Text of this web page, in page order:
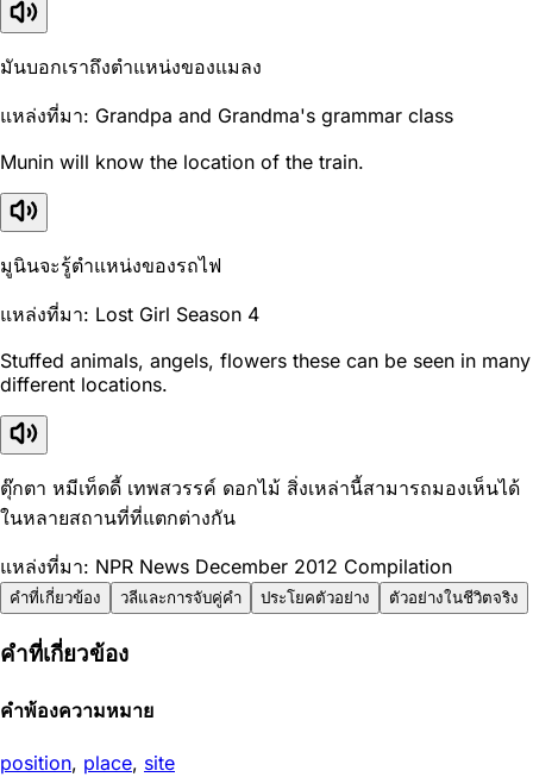
มันบอกเราถึงตำแหน่งของแมลง
แหล่งที่มา: Grandpa and Grandma's grammar class
Munin will know the location of the train.
มูนินจะรู้ตำแหน่งของรถไฟ
แหล่งที่มา: Lost Girl Season 4
Stuffed animals, angels, flowers these can be seen in many
different locations.
ตุ๊กตา หมีเท็ดดี้ เทพสวรรค์ ดอกไม้ สิ่งเหล่านี้สามารถมองเห็นได้
ในหลายสถานที่ที่แตกต่างกัน
แหล่งที่มา: NPR News December 2012 Compilation
คำที่เกี่ยวข้อง วลีและการจับคู่คำ ประโยคตัวอย่าง ตัวอย่างในชีวิตจริง
คำที่เกี่ยวข้อง
คำพ้องความหมาย
position, place, site